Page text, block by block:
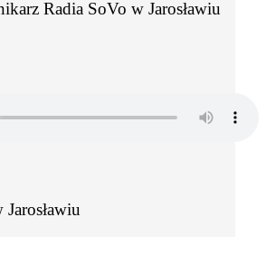
Radia SoVo w Jarosławiu